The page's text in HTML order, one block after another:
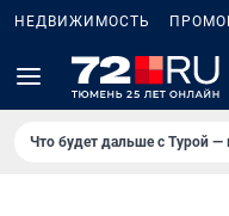
НЕДВИЖИМОСТЬ
Что будет дальше с Турой —